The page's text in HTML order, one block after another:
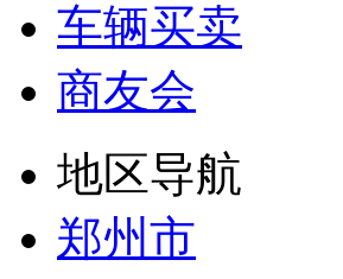
车辆买卖
商友会
地区导航
郑州市